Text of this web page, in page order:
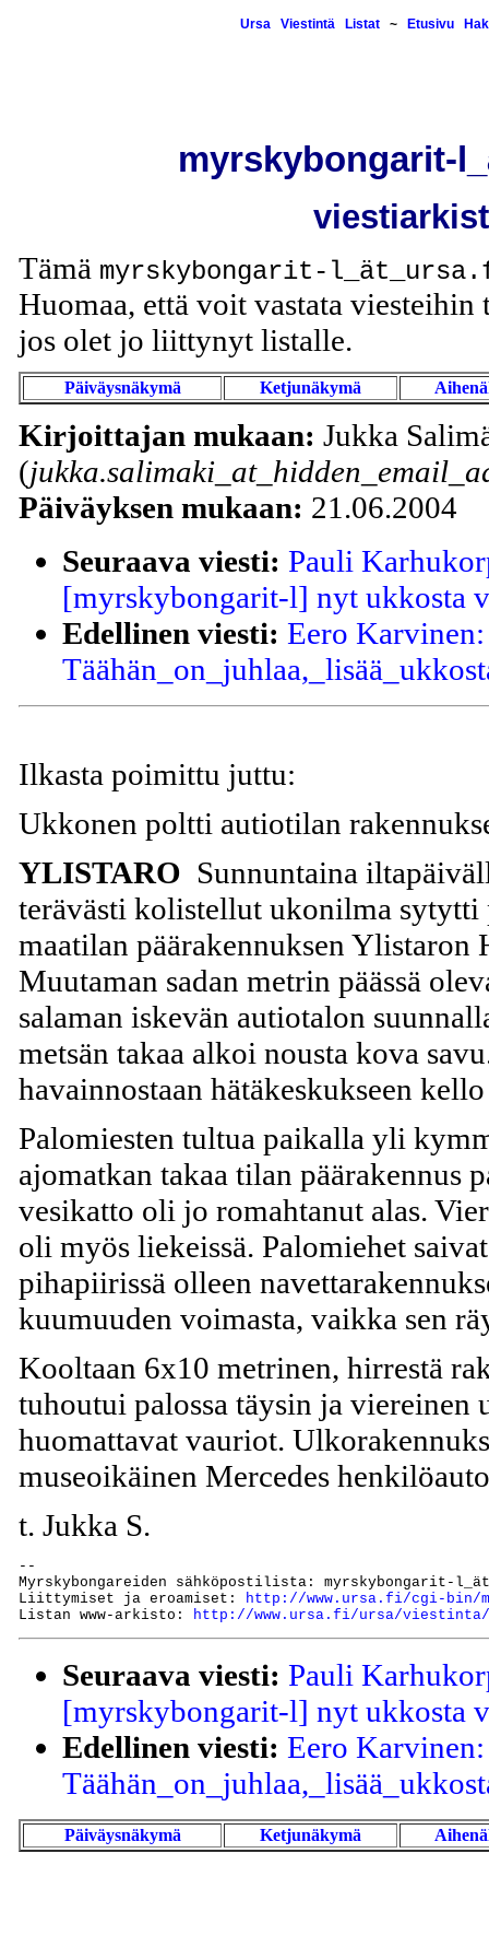
Ursa Viestintä Listat~ Etusivu
myrskybongarit-
Tämä myrskybongarit-
Huomaa, että voit vastata viesteihin
jos olet jo liittynyt listalle.
Päiväysnäkymä Ketjunäkymä
Kirjoittajan mukaan: Jukka
(
Päiväyksen mukaan: 21.06.2004
Seuraava viesti: Pauli
[myrskybongarit-l] nyt ukkosta
Edellinen viesti: Eero
Ilkasta poimittu juttu:
Ukkonen poltti autiotilan
YLISTARO Sunnuntaina
terävästi kolistellut ukonilma sytytti
maatilan päärakennuksen Ylistaron
Muutaman sadan metrin päässä
salaman iskevän autiotalon
metsän takaa alkoi nousta kova
havainnostaan hätäkeskukseen
Palomiesten tultua paikalla yli
ajomatkan takaa tilan päärakennus
vesikatto oli jo romahtanut alas.
oli myös liekeissä. Palomiehet
pihapiirissä olleen
kuumuuden voimasta, vaikka sen
Kooltaan 6x10 metrinen, hirrestä
tuhoutui palossa täysin ja viereinen
huomattavat vauriot.
museoikäinen Mercedes
t. Jukka S.
--
Myrskybongareiden sähköpostilista: myrskybongarit-
Liittymiset ja eroamiset:
http://www.ursa.fi/cgi-bin/
Listan www-arkisto:
http://www.ursa.fi/ursa/viestinta/
Seuraava viesti: Pauli
[myrskybongarit-l] nyt ukkosta
Edellinen viesti: Eero
Päiväysnäkymä Ketjunäkymä